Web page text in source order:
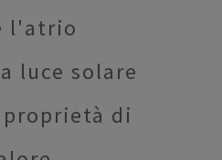
l'atrio
luce solare
di